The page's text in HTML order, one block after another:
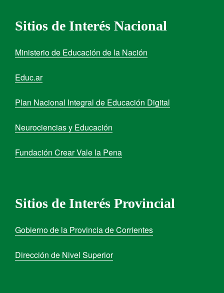
Sitios de Interés Nacional
Ministerio de Educación de la Nación
Educ.ar
Plan Nacional Integral de Educación Digital
Neurociencias y Educación
Fundación Crear Vale la Pena
Sitios de Interés Provincial
Gobierno de la Provincia de Corrientes
Dirección de Nivel Superior